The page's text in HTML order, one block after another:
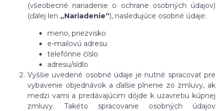
(všeobecné nariadenie o ochrane osobných údajov)
(ďalej len „Nariadenie“), nasledujúce osobné údaje:
meno, priezvisko
e-mailovú adresu
telefónne číslo
adresu/sídlo
Vyššie uvedené osobné údaje je nutné spracovať pre
vybavenie objednávok a ďalšie plnenie zo zmluvy, ak
medzi vami a predávajúcim dôjde k uzavretiu kúpnej
zmluvy. Takéto spracovanie osobných údajov